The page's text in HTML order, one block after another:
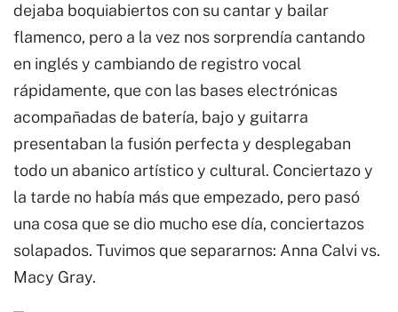
dejaba boquiabiertos con su cantar y bailar
flamenco, pero a la vez nos sorprendía cantando
en inglés y cambiando de registro vocal
rápidamente, que con las bases electrónicas
acompañadas de batería, bajo y guitarra
presentaban la fusión perfecta y desplegaban
todo un abanico artístico y cultural. Conciertazo y
la tarde no había más que empezado, pero pasó
una cosa que se dio mucho ese día, conciertazos
solapados. Tuvimos que separarnos: Anna Calvi vs.
Macy Gray.